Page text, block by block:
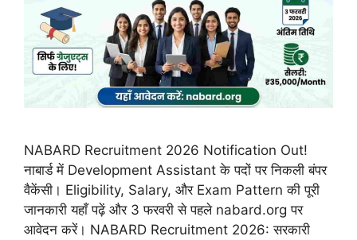
NABARD Recruitment 2026 Notification Out!
नाबार्ड में Development Assistant के पदों पर निकली बंपर
वैकेंसी। Eligibility, Salary, और Exam Pattern की पूरी
जानकारी यहाँ पढ़ें और 3 फरवरी से पहले nabard.org पर
आवेदन करें। NABARD Recruitment 2026: सरकारी